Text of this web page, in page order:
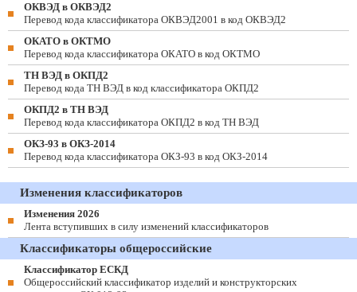
ОКВЭД в ОКВЭД2
Перевод кода классификатора ОКВЭД2001 в код ОКВЭД2
ОКАТО в ОКТМО
Перевод кода классификатора ОКАТО в код ОКТМО
ТН ВЭД в ОКПД2
Перевод кода ТН ВЭД в код классификатора ОКПД2
ОКПД2 в ТН ВЭД
Перевод кода классификатора ОКПД2 в код ТН ВЭД
ОКЗ-93 в ОКЗ-2014
Перевод кода классификатора ОКЗ-93 в код ОКЗ-2014
Изменения классификаторов
Изменения 2026
Лента вступивших в силу изменений классификаторов
Классификаторы общероссийские
Классификатор ЕСКД
Общероссийский классификатор изделий и конструкторских